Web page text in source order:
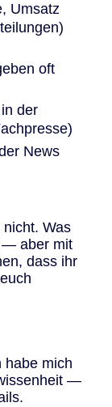
Umsatz
oft
der
News
Was
— aber mit
dass ihr
habe mich
—